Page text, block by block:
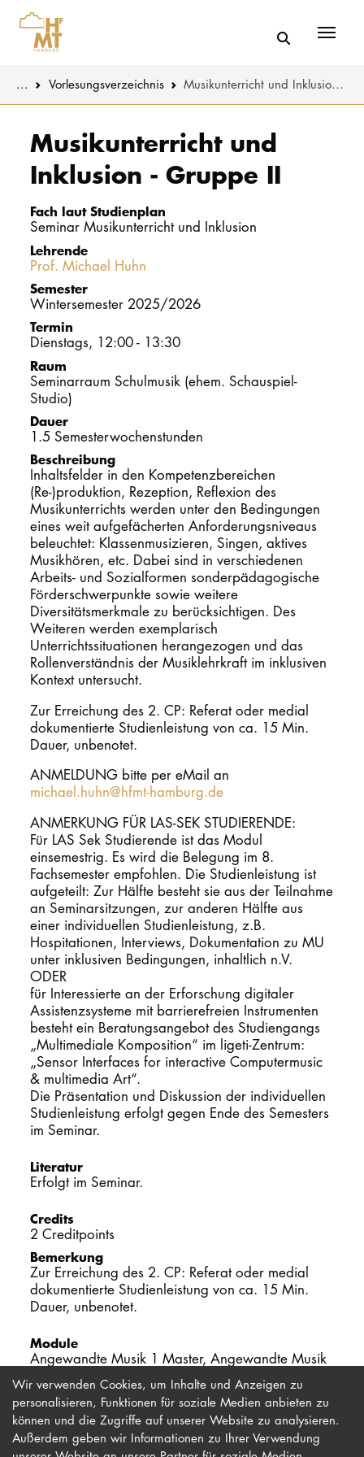
You are here:
... Vorlesungs­verzeichnis Musikunterricht und Inklusion - Gruppe II
Musikunterricht und
Inklusion - Gruppe II
Fach laut Studienplan
Seminar Musikunterricht und Inklusion
Lehrende
Prof. Michael Huhn
Semester
Wintersemester 2025/2026
Termin
Dienstags, 12:00 - 13:30
Raum
Seminarraum Schulmusik (ehem. Schauspiel-
Studio)
Dauer
1.5 Semesterwochenstunden
Beschreibung
Inhaltsfelder in den Kompetenzbereichen
(Re-)produktion, Rezeption, Reflexion des
Musikunterrichts werden unter den Bedingungen
eines weit aufgefächerten Anforderungsniveaus
beleuchtet: Klassenmusizieren, Singen, aktives
Musikhören, etc. Dabei sind in verschiedenen
Arbeits- und Sozialformen sonderpädagogische
Förderschwerpunkte sowie weitere
Diversitätsmerkmale zu berücksichtigen. Des
Weiteren werden exemplarisch
Unterrichtssituationen herangezogen und das
Rollenverständnis der Musiklehrkraft im inklusiven
Kontext untersucht.
Zur Erreichung des 2. CP: Referat oder medial
dokumentierte Studienleistung von ca. 15 Min.
Dauer, unbenotet.
ANMELDUNG bitte per eMail an
michael.huhn@hfmt-hamburg.de
ANMERKUNG FÜR LAS-SEK STUDIERENDE:
Für LAS Sek Studierende ist das Modul
einsemestrig. Es wird die Belegung im 8.
Fachsemester empfohlen. Die Studienleistung ist
aufgeteilt: Zur Hälfte besteht sie aus der Teilnahme
an Seminarsitzungen, zur anderen Hälfte aus
einer individuellen Studienleistung, z.B.
Hospitationen, Interviews, Dokumentation zu MU
unter inklusiven Bedingungen, inhaltlich n.V.
ODER
für Interessierte an der Erforschung digitaler
Assistenzsysteme mit barrierefreien Instrumenten
besteht ein Beratungsangebot des Studiengangs
„Multimediale Komposition“ im ligeti-Zentrum:
„Sensor Interfaces for interactive Computermusic
& multimedia Art“.
Die Präsentation und Diskussion der individuellen
Studienleistung erfolgt gegen Ende des Semesters
im Seminar.
Literatur
Erfolgt im Seminar.
Credits
2 Creditpoints
Bemerkung
Zur Erreichung des 2. CP: Referat oder medial
dokumentierte Studienleistung von ca. 15 Min.
Dauer, unbenotet.
Module
Angewandte Musik 1 Master, Angewandte Musik
Wir verwenden Cookies, um Inhalte und Anzeigen zu
personalisieren, Funktionen für soziale Medien anbieten zu
können und die Zugriffe auf unserer Website zu analysieren.
Außerdem geben wir Informationen zu Ihrer Verwendung
Online-